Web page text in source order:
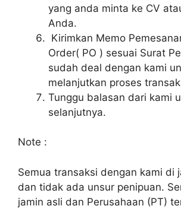
yang anda minta ke CV
Anda.
Kirimkan Memo
Order( PO ) sesuai Surat
sudah deal dengan kami
melanjutkan proses
Tunggu balasan dari kami
selanjutnya.
Note :
Semua transaksi dengan kami di
dan tidak ada unsur penipuan.
jamin asli dan Perusahaan (PT)